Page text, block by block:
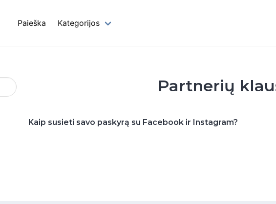
Paieška Kategorijos
Partnerių
Kaip susieti savo paskyrą su Facebook ir Instagram?